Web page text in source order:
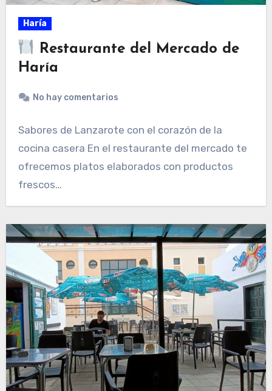
Haría
Restaurante del Mercado de
Haría
No hay comentarios
Sabores de Lanzarote con el corazón de la
cocina casera En el restaurante del mercado te
ofrecemos platos elaborados con productos
frescos…